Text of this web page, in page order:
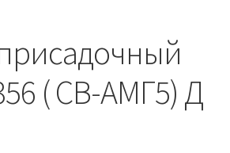
( СВ-АМГ5) Д